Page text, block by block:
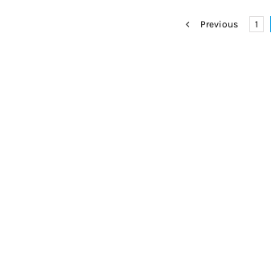
Previous 1